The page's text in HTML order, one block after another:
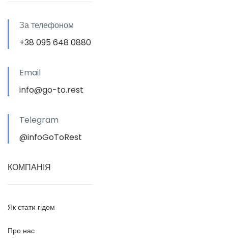
За телефоном
+38 095 648 0880
Email
info@go-to.rest
Telegram
@infoGoToRest
КОМПАНІЯ
Як стати гідом
Про нас